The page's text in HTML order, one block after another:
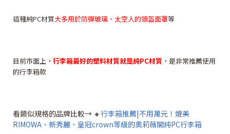
這種純PC材質大多用於防彈玻璃、太空人的頭盔面罩等
目前市面上， 行李箱最好的塑料材質就是純PC材質 ，是非常推薦使用
的行李箱款
看類似規格的品牌比較→ 🔸行李箱推薦|不用萬元！媲美
RIMOWA、新秀麗、皇冠crown等級的奧莉薇閣純PC行李箱